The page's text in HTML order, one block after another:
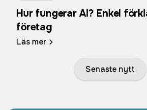
Hur fungerar AI? Enkel
företag
Läs mer
Senaste nytt